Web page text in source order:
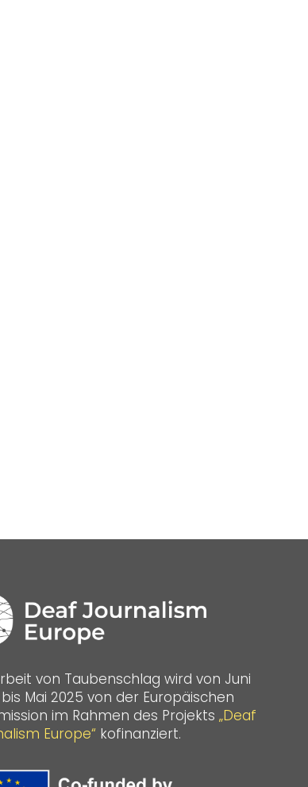
von Taubenschlag wird von Juni
Mai 2025 von der Europäischen
im Rahmen des Projekts „Deaf
Europe“ kofinanziert.